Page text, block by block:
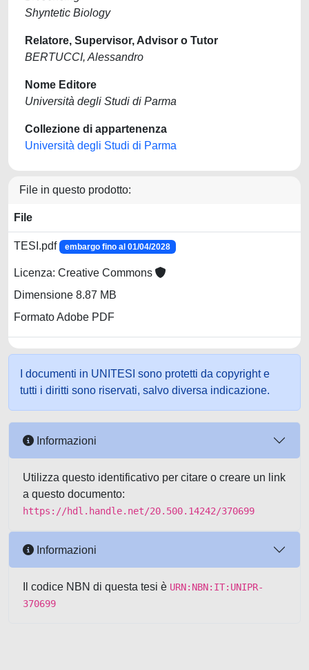
Shyntetic Biology
Relatore, Supervisor, Advisor o Tutor
BERTUCCI, Alessandro
Nome Editore
Università degli Studi di Parma
Collezione di appartenenza
Università degli Studi di Parma
File in questo prodotto:
File
TESI.pdf embargo fino al 01/04/2028
Licenza: Creative Commons
Dimensione 8.87 MB
Formato Adobe PDF
I documenti in UNITESI sono protetti da copyright e
tutti i diritti sono riservati, salvo diversa indicazione.
Informazioni
Utilizza questo identificativo per citare o creare un link
a questo documento:
https://hdl.handle.net/20.500.14242/370699
Informazioni
Il codice NBN di questa tesi è URN:NBN:IT:UNIPR-
370699